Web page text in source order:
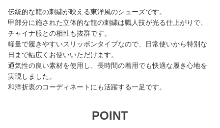
伝統的な龍の刺繍が映える東洋風のシューズです。
甲部分に施された立体的な龍の刺繍は職人技が光る仕上がりで、
チャイナ服との相性も抜群です。
軽量で履きやすいスリッポンタイプなので、日常使いから特別な
日まで幅広くお使いいただけます。
通気性の良い素材を使用し、長時間の着用でも快適な履き心地を
実現しました。
和洋折衷のコーディネートにも活躍する一足です。
POINT